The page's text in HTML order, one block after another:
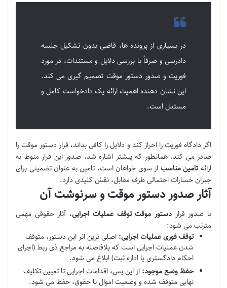
در بسیاری از پرونده ها، قاضی بدون تشکیل جلسه
دادرسی و صرفاً با بررسی دلایل و مستندات، در مورد
فوریت و صدور دستور موقت تصمیم گیری می کند.
این نشان دهنده اهمیت ارائه یک دادخواست کامل و
مستدل است.
اگر دادگاه فوریت را احراز کند و دلایل را کافی بداند، قرار دستور موقت را
صادر می کند. همانطور که پیشتر اشاره شد، صدور این قرار منوط به
ارائهتامین مناسب از سوی خواهان است. تامین به عنوان تضمینی برای
جبران خسارات احتمالی طرف مقابل، نقش کلیدی دارد.
آثار صدور دستور موقت و سرنوشت آن
با صدور قراردستور موقت توقف عملیات اجرایی، آثار حقوقی مهمی
مترتب می شود:
توقف فوری عملیات اجرایی: اصلی ترین اثر این دستور، متوقف
شدن عملیات اجرایی است که بلافاصله به مراجع ذی ربط (اجرای
احکام دادگستری یا اداره ثبت) ابلاغ می شود.
حفظ وضع موجود: از این پس، اقدامات اجرایی تا تعیین تکلیف
نهایی متوقف شده و وضعیت اموال یا حقوق، حفظ می شود.